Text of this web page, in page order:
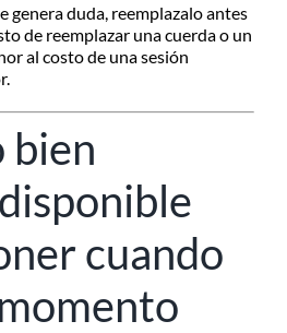
genera duda, reemplazalo antes
de reemplazar una cuerda o un
al costo de una sesión
bien
cuando